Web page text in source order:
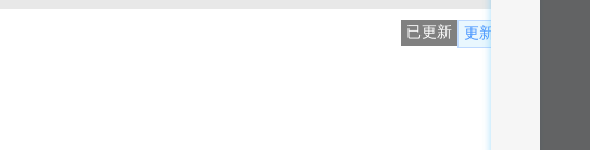
更新
已更新